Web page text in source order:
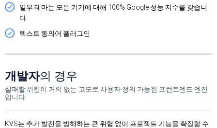
일부 테마는 모든 기기에 대해 100% Google 성능 지수를 갖습니
다.
텍스트 동의어 플러그인
개발자의 경우
실패할 위험이 거의 없는 고도로 사용자 정의 가능한 프런트엔드 엔진
입니다.
KVS는 추가 발전을 방해하는 큰 위험 없이 프로젝트 기능을 확장할 수